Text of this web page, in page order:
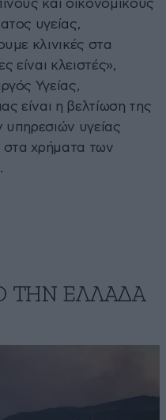
και οικονομικούς
υγείας,
κλινικές στα
είναι κλειστές»,
Υγείας,
είναι η βελτίωση της
υγείας
στα χρήματα των
ΤΗΝ ΕΛΛΑΔΑ